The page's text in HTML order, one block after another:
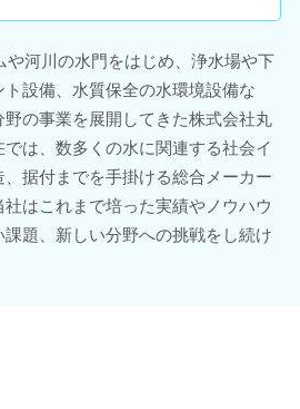
や河川の水門をはじめ、浄水場や下
設備、水質保全の水環境設備な
の事業を展開してきた株式会社丸
は、数多くの水に関連する社会イ
据付までを手掛ける総合メーカー
はこれまで培った実績やノウハウ
題、新しい分野への挑戦をし続け